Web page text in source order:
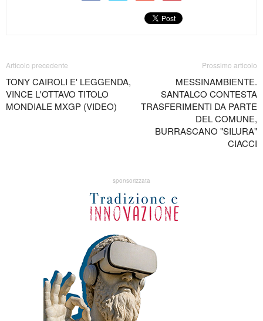
Articolo precedente
TONY CAIROLI E' LEGGENDA,
VINCE L'OTTAVO TITOLO
MONDIALE MXGP (VIDEO)
Prossimo articolo
MESSINAMBIENTE.
SANTALCO CONTESTA
TRASFERIMENTI DA PARTE
DEL COMUNE,
BURRASCANO "SILURA"
CIACCI
sponsorizzata